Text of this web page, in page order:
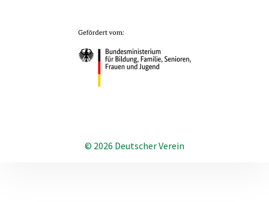
© 2026 Deutscher Verein